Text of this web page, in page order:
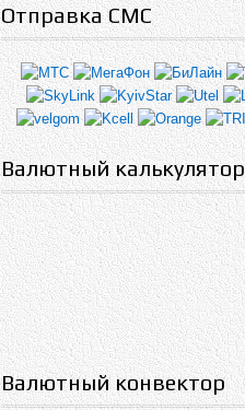
Отправка СМС
Валютный калькулятор
Валютный конвектор